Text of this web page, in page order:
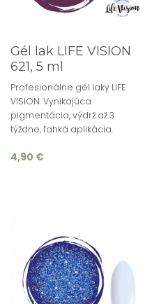
Gél lak LIFE VISION
621, 5 ml
Profesionálne gél laky LIFE
VISION. Vynikajúca
pigmentácia, výdrž až 3
týždne, ľahká aplikácia.
4,90 €